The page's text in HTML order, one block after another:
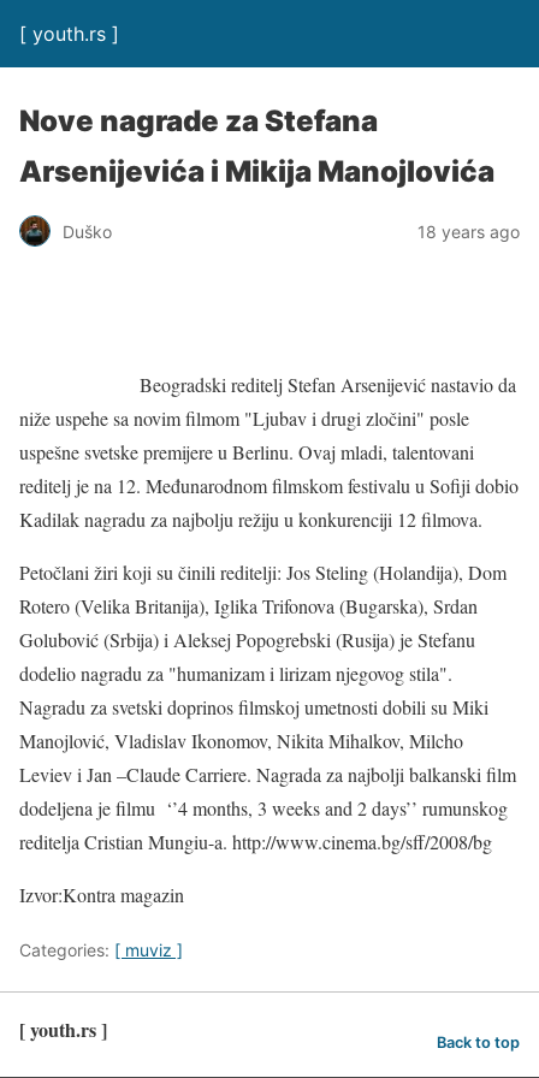
[ youth.rs ]
Nove nagrade za Stefana
Arsenijevića i Mikija Manojlovića
Duško 18 years ago
Beogradski reditelj Stefan Arsenijević nastavio da
niže uspehe sa novim filmom "Ljubav i drugi zločini" posle
uspešne svetske premijere u Berlinu. Ovaj mladi, talentovani
reditelj je na 12. Međunarodnom filmskom festivalu u Sofiji dobio
Kadilak nagradu za najbolju režiju u konkurenciji 12 filmova.
Petočlani žiri koji su činili reditelji: Jos Steling (Holandija), Dom
Rotero (Velika Britanija), Iglika Trifonova (Bugarska), Srdan
Golubović (Srbija) i Aleksej Popogrebski (Rusija) je Stefanu
dodelio nagradu za "humanizam i lirizam njegovog stila".
Nagradu za svetski doprinos filmskoj umetnosti dobili su Miki
Manojlović, Vladislav Ikonomov, Nikita Mihalkov, Milcho
Leviev i Jan –Claude Carriere. Nagrada za najbolji balkanski film
dodeljena je filmu ‘’4 months, 3 weeks and 2 days’’ rumunskog
reditelja Cristian Mungiu-a. http://www.cinema.bg/sff/2008/bg
Izvor:Kontra magazin
Categories: [ muviz ]
[ youth.rs ] Back to top